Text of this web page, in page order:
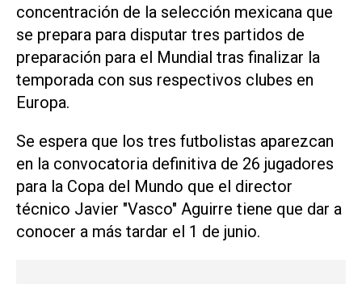
‌concentración de la selección mexicana que
se prepara para disputar tres partidos de
preparación para el Mundial tras finalizar la
temporada con sus respectivos clubes en
Europa.
Se espera que los tres futbolistas aparezcan ​
en la convocatoria ⁠definitiva de 26 jugadores
para la ‌Copa del Mundo que el ⁠director
técnico Javier "Vasco" Aguirre ⁠tiene que dar a
conocer a más tardar el 1 de junio.